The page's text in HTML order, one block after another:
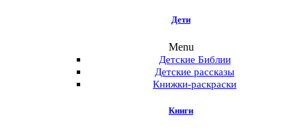
Дети
Menu
Детские Библии
Детские рассказы
Книжки-раскраски
Книги